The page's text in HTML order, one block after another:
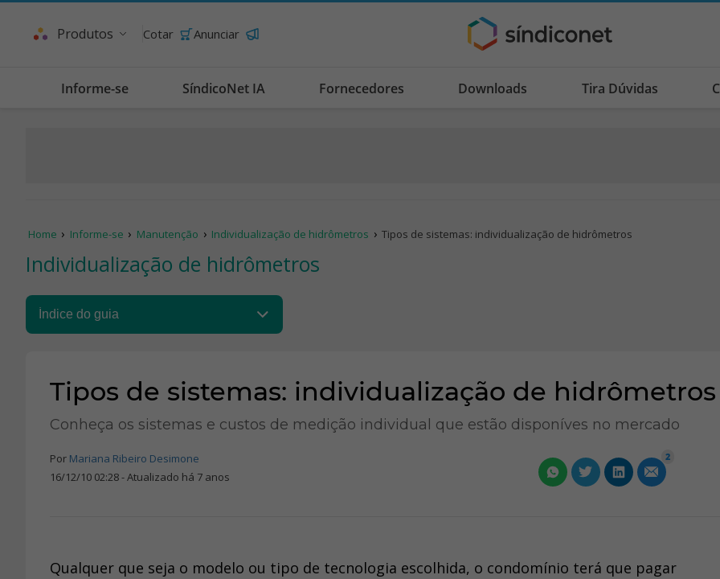
Produtos Cotar Anunciar
Informe-se SíndicoNet IA Fornecedores Downloads Tira Dúvidas
Home Informe-se Manutenção Individualização de hidrômetros Tipos de sistemas: individualização de hidrômetros
Individualização de hidrômetros
Tipos de sistemas: individualização de hidrômetros
Conheça os sistemas e custos de medição individual que estão disponíves no mercado
Por Mariana Ribeiro Desimone
16/12/10 02:28 - Atualizado há 7 anos
2
Qualquer que seja o modelo ou tipo de tecnologia escolhida, o condomínio terá que pagar